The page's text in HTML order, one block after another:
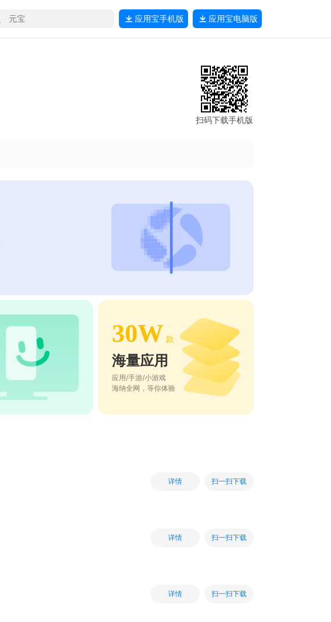
应用宝手机版 应用宝电脑版
扫码下载手机版
30W 款
海量应用
应用/手游/小游戏
海纳全网，等你体验
详情 扫一扫下载
详情 扫一扫下载
详情 扫一扫下载